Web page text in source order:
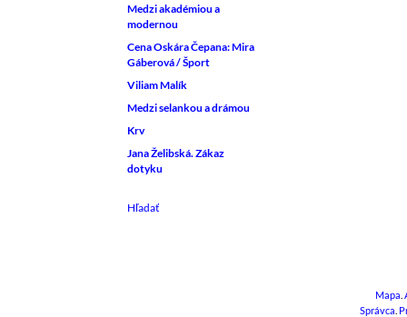
Medzi akadémiou a
modernou
Cena Oskára Čepana: Mira
Gáberová / Šport
Viliam Malík
Medzi selankou a drámou
Krv
Jana Želibská. Zákaz
dotyku
Mapa.
Správca.